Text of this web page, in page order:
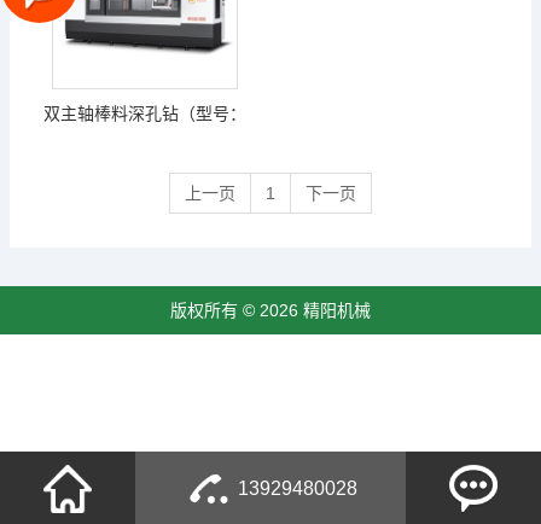
双主轴棒料深孔钻（型号：
RFD2Z-1000 RFD2Z-1600 )
上一页 1 下一页
版权所有 © 2026 精阳机械
13929480028